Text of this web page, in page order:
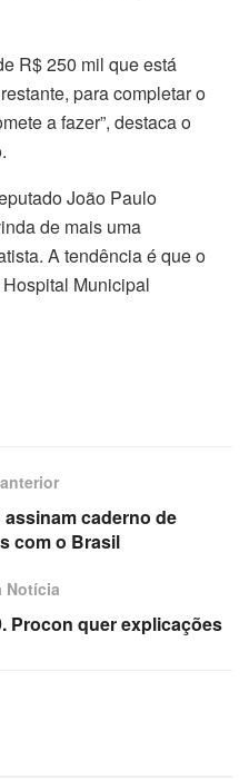
R$ 250 mil que está
para completar o
a fazer”, destaca o
João Paulo
de mais uma
A tendência é que o
Municipal
caderno de
com o Brasil
Notícia
Procon quer explicações